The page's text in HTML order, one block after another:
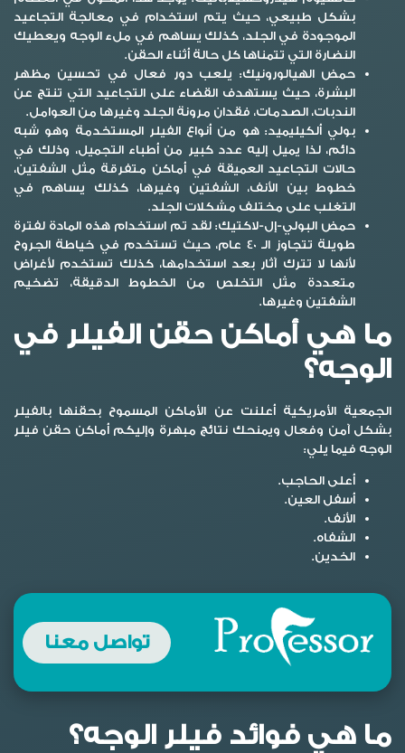
بشكل طبيعي، حيث يتم استخدام في معالجة التجاعيد
الموجودة في الجلد، كذلك يساهم في ملء الوجه ويعطيك
النضارة التي تتمناها كل حالة أثناء الحقن.
حمض الهيالورونيك: يلعب دور فعال في تحسين مظهر
البشرة، حيث يستهدف القضاء على التجاعيد التي تنتج عن
الندبات، الصدمات، فقدان مرونة الجلد وغيرها من العوامل.
بولي ألكيليميد:هو من أنواع الفيلر المستخدمة وهو شبه
دائم، لذا يميل إليه عدد كبير من أطباء التجميل، وذلك في
حالات التجاعيد العميقة في أماكن متفرقة مثل الشفتين،
خطوط بين الأنف، الشفتين وغيرها، كذلك يساهم في
التغلب على مختلف مشكلات الجلد.
حمض البولي-إل-لاكتيك: لقد تم استخدام هذه المادة لفترة
طويلة تتجاوز الـ 40 عام، حيث تستخدم في خياطة الجروح
لأنها لا تترك آثار بعد استخدامها، كذلك تستخدم لأغراض
متعددة مثل التخلص من الخطوط الدقيقة، تضخيم
الشفتين وغيرها.
ما هي أماكن حقن الفيلر في
الوجه؟
الجمعية الأمريكية أعلنت عن الأماكن المسموح بحقنها بالفيلر
بشكل آمن وفعال ويمنحك نتائج مبهرة وإليكم أماكن حقن فيلر
الوجه فيما يلي:
أعلى الحاجب.
أسفل العين.
الأنف.
الشفاه.
الخدين.
تواصل معنا
ما هي فوائد فيلر الوجه؟